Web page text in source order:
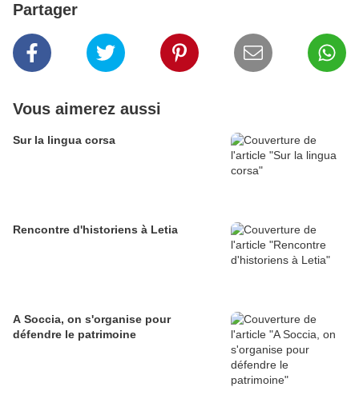
Partager
Vous aimerez aussi
Sur la lingua corsa
Rencontre d'historiens à Letia
A Soccia, on s'organise pour
défendre le patrimoine